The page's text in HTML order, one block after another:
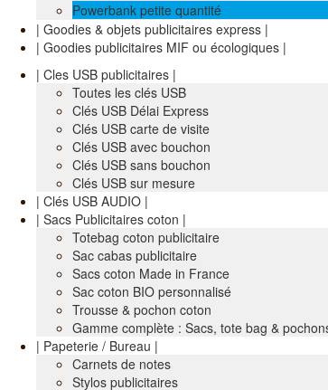
Powerbank petite quantité
| Goodies & objets publicitaires express |
| Goodies publicitaires MIF ou écologiques |
| Cles USB publicitaires |
Toutes les clés USB
Clés USB Délai Express
Clés USB carte de visite
Clés USB avec bouchon
Clés USB sans bouchon
Clés USB sur mesure
| Clés USB AUDIO |
| Sacs Publicitaires coton |
Totebag coton publicitaire
Sac cabas publicitaire
Sacs coton Made in France
Sac coton BIO personnalisé
Trousse & pochon coton
Gamme complète : Sacs, tote bag &
| Papeterie / Bureau |
Carnets de notes
Stylos publicitaires